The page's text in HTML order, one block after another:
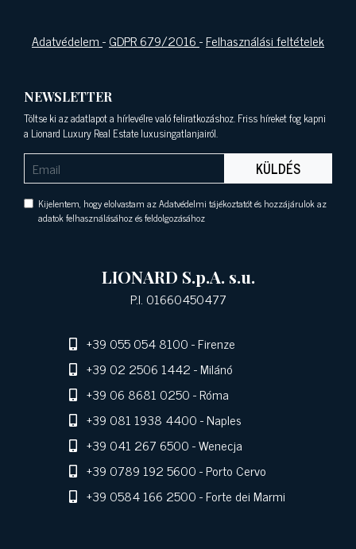
Adatvédelem-GDPR 679/2016-Felhasználási feltételek
NEWSLETTER
Töltse ki az adatlapot a hírlevélre való feliratkozáshoz. Friss híreket fog kapni
a Lionard Luxury Real Estate luxusingatlanjairól.
KÜLDÉS
Kijelentem, hogy elolvastam az Adatvédelmi tájékoztatót és hozzájárulok az
adatok felhasználásához és feldolgozásához
LIONARD S.p.A. s.u.
P.I. 01660450477
+39 055 054 8100- Firenze
+39 02 2506 1442- Milánó
+39 06 8681 0250- Róma
+39 081 1938 4400- Naples
+39 041 267 6500- Wenecja
+39 0789 192 5600- Porto Cervo
+39 0584 166 2500- Forte dei Marmi